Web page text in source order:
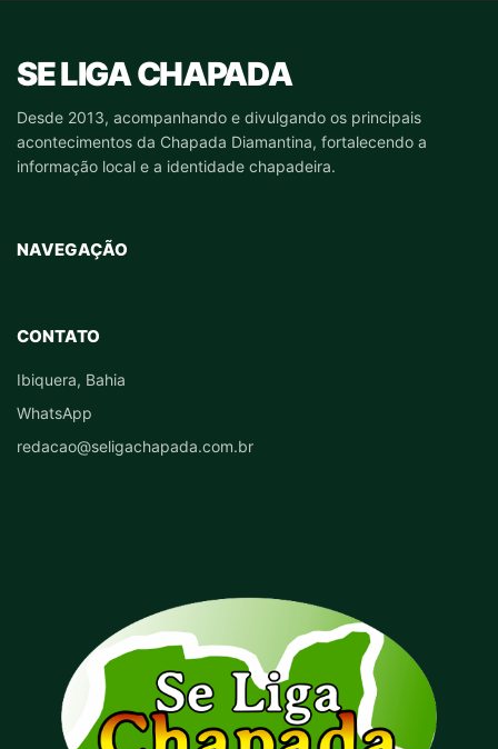
SE LIGA CHAPADA
Desde 2013, acompanhando e divulgando os principais
acontecimentos da Chapada Diamantina, fortalecendo a
informação local e a identidade chapadeira.
NAVEGAÇÃO
CONTATO
Ibiquera, Bahia
WhatsApp
redacao@seligachapada.com.br